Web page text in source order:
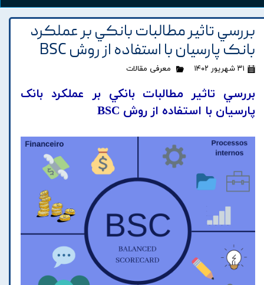
بررسي تاثير مطالبات بانکي بر عملکرد
بانک پارسيان با استفاده از روش BSC
۳۱ شهریور ۱۴۰۲ معرفی مقالات
بررسي تاثير مطالبات بانکي بر عملکرد بانک
پارسيان با استفاده از روش BSC